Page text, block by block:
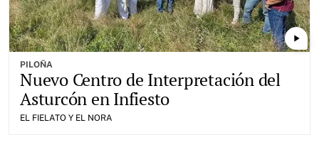
play_arrow
PILOÑA
Nuevo Centro de Interpretación del
Asturcón en Infiesto
EL FIELATO Y EL NORA